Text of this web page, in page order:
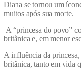
Diana se tornou um
muitos após sua morte.
A “princesa do povo”
britânica e, em menor
A influência da
britânica, tanto em vida